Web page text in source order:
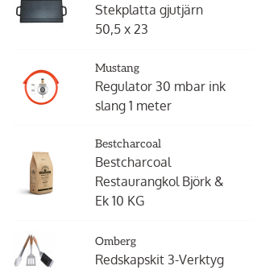
Stekplatta gjutjärn
50,5 x 23
Mustang
Regulator 30 mbar ink
slang 1 meter
Bestcharcoal
Bestcharcoal
Restaurangkol Björk &
Ek 10 KG
Omberg
Redskapskit 3-Verktyg